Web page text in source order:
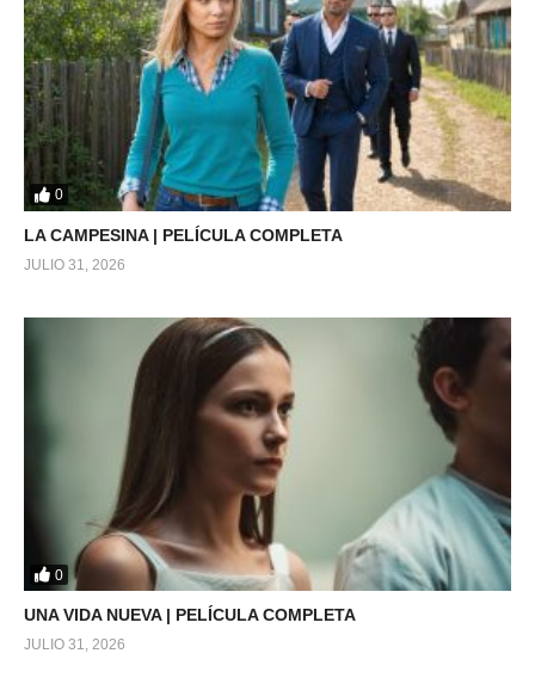
0
LA CAMPESINA | PELÍCULA COMPLETA
JULIO 31, 2026
0
UNA VIDA NUEVA | PELÍCULA COMPLETA
JULIO 31, 2026